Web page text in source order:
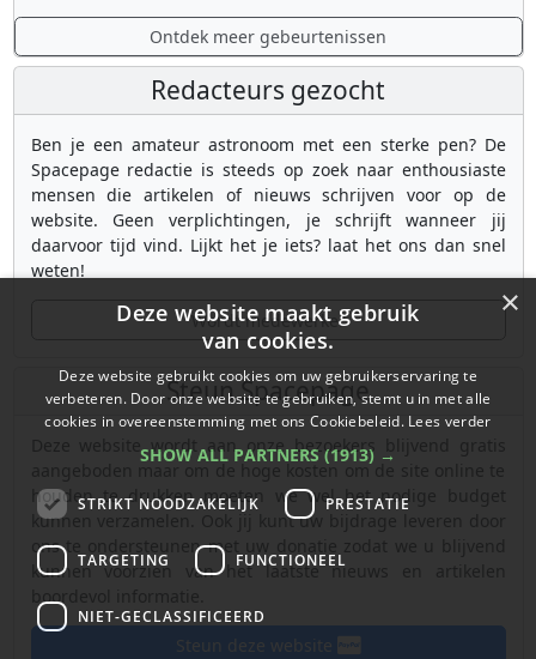
Ontdek meer gebeurtenissen
Redacteurs gezocht
Ben je een amateur astronoom met een sterke pen? De
Spacepage redactie is steeds op zoek naar enthousiaste
mensen die artikelen of nieuws schrijven voor op de
website. Geen verplichtingen, je schrijft wanneer jij
daarvoor tijd vind. Lijkt het je iets? laat het ons dan snel
weten!
Wordt medewerker
Steun Spacepage
Deze website wordt aan onze bezoekers blijvend gratis
aangeboden maar om de hoge kosten om de site online te
houden te drukken moeten we wel het nodige budget
kunnen verzamelen. Ook jij kunt uw bijdrage leveren door
ons te ondersteunen met uw donatie zodat we u blijvend
kunnen voorzien van het laatste nieuws en artikelen
boordevol informatie.
Steun deze website
×
Deze website maakt gebruik
van cookies.
Deze website gebruikt cookies om uw gebruikerservaring te
verbeteren. Door onze website te gebruiken, stemt u in met alle
cookies in overeenstemming met ons Cookiebeleid. Lees verder
SHOW ALL PARTNERS (1913) →
STRIKT NOODZAKELIJK PRESTATIE
TARGETING FUNCTIONEEL
NIET-GECLASSIFICEERD